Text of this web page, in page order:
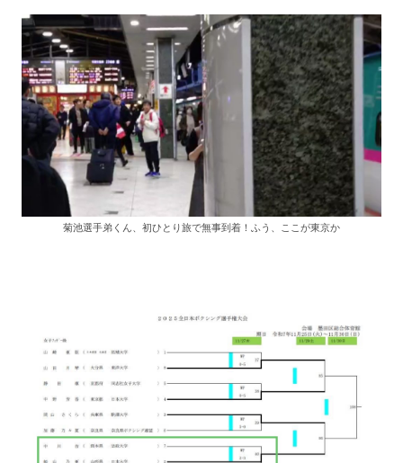
菊池選手弟くん、初ひとり旅で無事到着！ふう、ここが東京か